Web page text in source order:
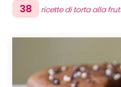
38 ricette di torta alla